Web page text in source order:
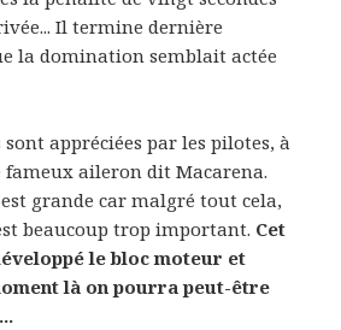
Il termine dernière
la domination semblait actée
appréciées par les pilotes, à
fameux aileron dit Macarena.
grande car malgré tout cela,
beaucoup trop important. Cet
le bloc moteur et
là on pourra peut-être